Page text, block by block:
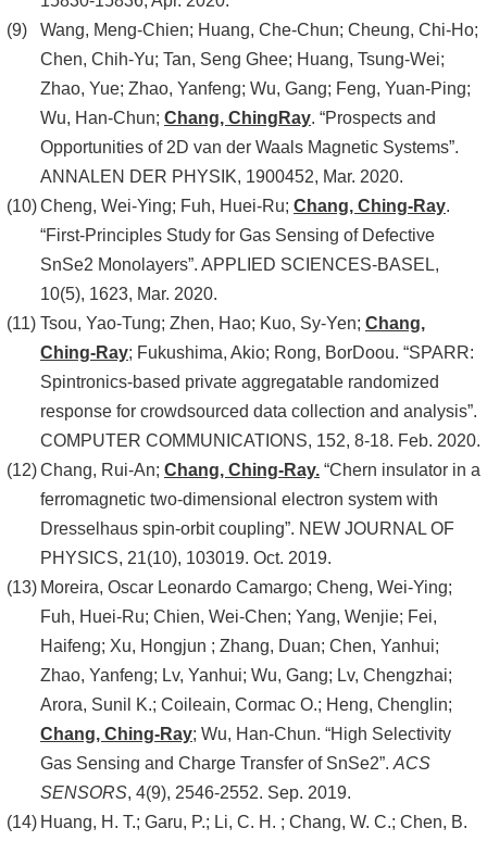
Wang, Meng-Chien; Huang, Che-Chun; Cheung, Chi-Ho;
Chen, Chih-Yu; Tan, Seng Ghee; Huang, Tsung-Wei;
Zhao, Yue; Zhao, Yanfeng; Wu, Gang; Feng, Yuan-Ping;
Wu, Han-Chun; Chang, ChingRay. “Prospects and
Opportunities of 2D van der Waals Magnetic Systems”.
ANNALEN DER PHYSIK, 1900452, Mar. 2020.
Cheng, Wei-Ying; Fuh, Huei-Ru; Chang, Ching-Ray.
“First-Principles Study for Gas Sensing of Defective
SnSe2 Monolayers”. APPLIED SCIENCES-BASEL,
10(5), 1623, Mar. 2020.
Tsou, Yao-Tung; Zhen, Hao; Kuo, Sy-Yen; Chang,
Ching-Ray; Fukushima, Akio; Rong, BorDoou. “SPARR:
Spintronics-based private aggregatable randomized
response for crowdsourced data collection and analysis”.
COMPUTER COMMUNICATIONS, 152, 8-18. Feb. 2020.
Chang, Rui-An; Chang, Ching-Ray. “Chern insulator in a
ferromagnetic two-dimensional electron system with
Dresselhaus spin-orbit coupling”. NEW JOURNAL OF
PHYSICS, 21(10), 103019. Oct. 2019.
Moreira, Oscar Leonardo Camargo; Cheng, Wei-Ying;
Fuh, Huei-Ru; Chien, Wei-Chen; Yang, Wenjie; Fei,
Haifeng; Xu, Hongjun ; Zhang, Duan; Chen, Yanhui;
Zhao, Yanfeng; Lv, Yanhui; Wu, Gang; Lv, Chengzhai;
Arora, Sunil K.; Coileain, Cormac O.; Heng, Chenglin;
Chang, Ching-Ray; Wu, Han-Chun. “High Selectivity
Gas Sensing and Charge Transfer of SnSe2”. ACS
SENSORS, 4(9), 2546-2552. Sep. 2019.
Huang, H. T.; Garu, P.; Li, C. H. ; Chang, W. C.; Chen, B.